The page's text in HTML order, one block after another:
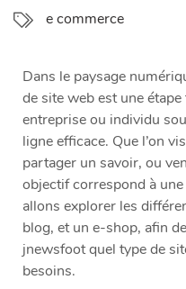
e commerce
Dans le paysage
de site web est une
entreprise ou individu
ligne efficace. Que l’on
partager un savoir, ou
objectif correspond à
allons explorer les
blog, et un e-shop, afin
jnewsfoot quel type de
besoins.